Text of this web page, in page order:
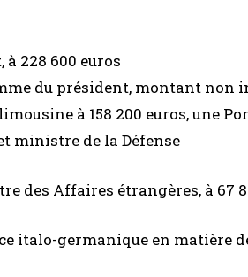
228 600 euros
du président, montant non
à 158 200 euros, une
ministre de la Défense
des Affaires étrangères, à 67
italo-germanique en matière